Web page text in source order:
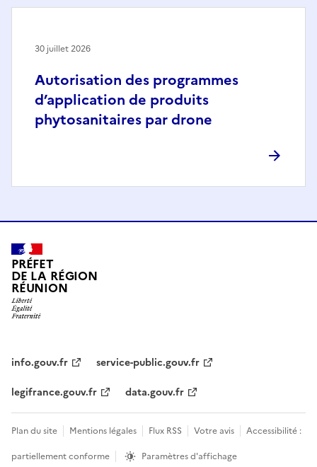
Autorisation des programmes
d’application de produits
phytosanitaires par drone
30 juillet 2026
PRÉFET
DE LA RÉGION
RÉUNION
info.gouv.fr
service-public.gouv.fr
legifrance.gouv.fr
data.gouv.fr
Plan du site Mentions légales Flux RSS Votre avis
Accessibilité :
partiellement conforme
Paramètres d'affichage